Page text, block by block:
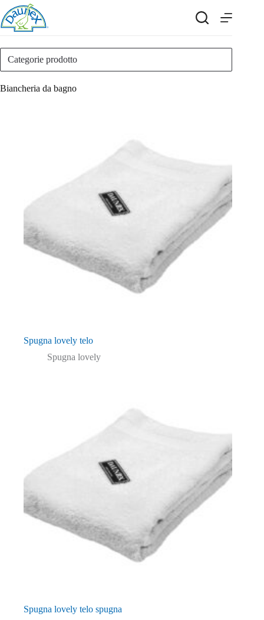
Salta
al
contenuto
Biancheria da bagno
Spugna lovely telo
Spugna lovely
Spugna lovely telo spugna
Categorie prodotto